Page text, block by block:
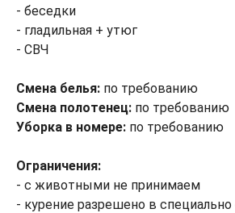
- беседки
- гладильная + утюг
- СВЧ
Смена белья: по требованию
Смена полотенец: по требованию
Уборка в номере: по требованию
Ограничения:
- с животными не принимаем
- курение разрешено в